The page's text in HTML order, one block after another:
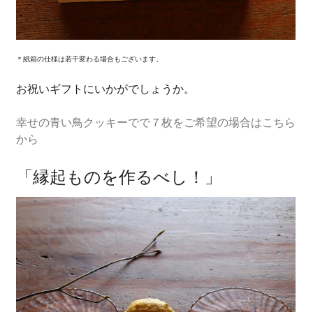
＊紙箱の仕様は若干変わる場合もございます。
お祝いギフトにいかがでしょうか。
幸せの青い鳥クッキーでで７枚をご希望の場合はこちら
から
「縁起ものを作るべし！」